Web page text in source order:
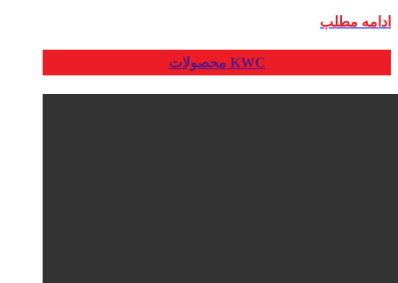
ادامه مطلب
محصولات KWC